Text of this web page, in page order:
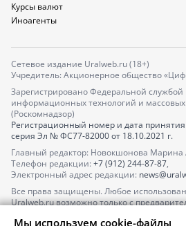
Курсы валют
Иноагенты
Сетевое издание Uralweb.ru (18+)
Учредитель: Акционерное общество
Зарегистрировано Федеральной службой
информационных технологий и
(Роскомнадзор)
Регистрационный номер и дата
серия Эл № ФС77-82000от 18.10.2021 г.
Главный редактор: Новокшонова Марина
Телефон редакции: +7 (912) 244-87-87,
Электронный адрес редакции:
Все права защищены. Любое
Uralweb.ru возможно только с
Мы используем cookie-файлы